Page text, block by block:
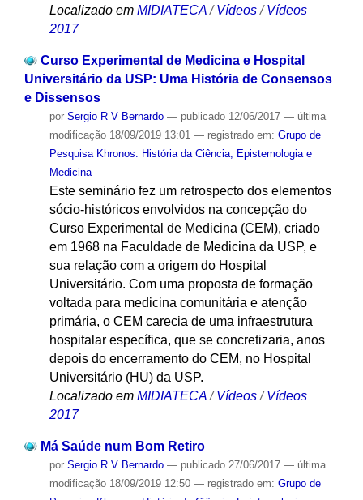
Localizado em MIDIATECA / Vídeos / Vídeos
2017
Curso Experimental de Medicina e Hospital
Universitário da USP: Uma História de Consensos
e Dissensos
por Sergio R V Bernardo — publicado12/06/2017 — última
modificação18/09/2019 13:01 — registrado em: Grupo de
Pesquisa Khronos: História da Ciência, Epistemologia e
Medicina
Este seminário fez um retrospecto dos elementos
sócio-históricos envolvidos na concepção do
Curso Experimental de Medicina (CEM), criado
em 1968 na Faculdade de Medicina da USP, e
sua relação com a origem do Hospital
Universitário. Com uma proposta de formação
voltada para medicina comunitária e atenção
primária, o CEM carecia de uma infraestrutura
hospitalar específica, que se concretizaria, anos
depois do encerramento do CEM, no Hospital
Universitário (HU) da USP.
Localizado em MIDIATECA /Vídeos /Vídeos
2017
Má Saúde num Bom Retiro
por Sergio R V Bernardo — publicado27/06/2017 — última
modificação18/09/2019 12:50 — registrado em: Grupo de